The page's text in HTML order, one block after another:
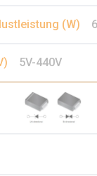
5V-440V